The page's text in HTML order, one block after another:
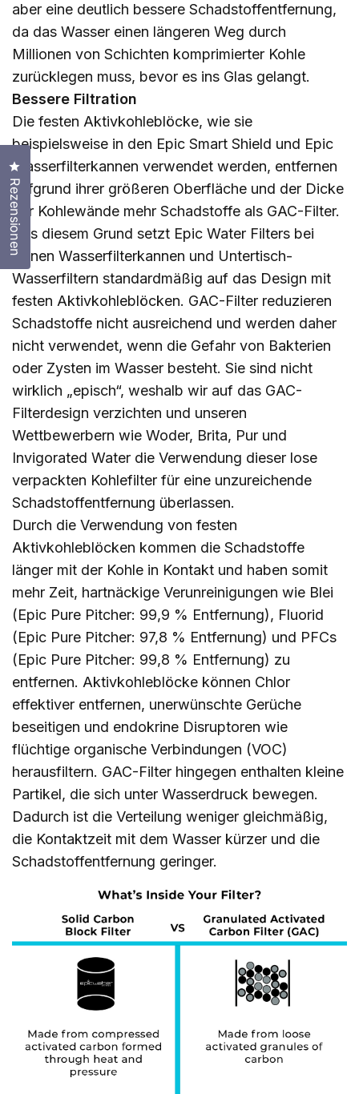
aber eine deutlich bessere Schadstoffentfernung,
da das Wasser einen längeren Weg durch
Millionen von Schichten komprimierter Kohle
zurücklegen muss, bevor es ins Glas gelangt.
Bessere Filtration
Die festen Aktivkohleblöcke, wie sie
beispielsweise in den Epic Smart Shield und Epic
Wasserfilterkannen verwendet werden, entfernen
aufgrund ihrer größeren Oberfläche und der Dicke
der Kohlewände mehr Schadstoffe als GAC-Filter.
Aus diesem Grund setzt Epic Water Filters bei
seinen Wasserfilterkannen und Untertisch-
Wasserfiltern standardmäßig auf das Design mit
festen Aktivkohleblöcken. GAC-Filter reduzieren
Schadstoffe nicht ausreichend und werden daher
nicht verwendet, wenn die Gefahr von Bakterien
oder Zysten im Wasser besteht. Sie sind nicht
wirklich „episch“, weshalb wir auf das GAC-
Filterdesign verzichten und unseren
Wettbewerbern wie Woder, Brita, Pur und
Invigorated Water die Verwendung dieser lose
verpackten Kohlefilter für eine unzureichende
Schadstoffentfernung überlassen.
Durch die Verwendung von festen
Aktivkohleblöcken kommen die Schadstoffe
länger mit der Kohle in Kontakt und haben somit
mehr Zeit, hartnäckige Verunreinigungen wie Blei
(Epic Pure Pitcher: 99,9 % Entfernung), Fluorid
(Epic Pure Pitcher: 97,8 % Entfernung) und PFCs
(Epic Pure Pitcher: 99,8 % Entfernung) zu
entfernen. Aktivkohleblöcke können Chlor
effektiver entfernen, unerwünschte Gerüche
beseitigen und endokrine Disruptoren wie
flüchtige organische Verbindungen (VOC)
herausfiltern. GAC-Filter hingegen enthalten kleine
Partikel, die sich unter Wasserdruck bewegen.
Dadurch ist die Verteilung weniger gleichmäßig,
die Kontaktzeit mit dem Wasser kürzer und die
Schadstoffentfernung geringer.
Rezensionen
Klicken Sie, um den Bewertungsdialog zu öffnen